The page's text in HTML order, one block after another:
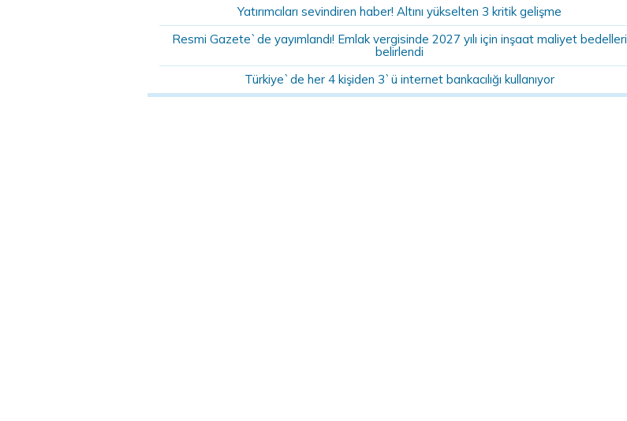
Yatırımcıları sevindiren haber! Altını yükselten 3 kritik gelişme
Resmi Gazete`de yayımlandı! Emlak vergisinde 2027 yılı için inşaat maliyet bedelleri
belirlendi
Türkiye`de her 4 kişiden 3`ü internet bankacılığı kullanıyor